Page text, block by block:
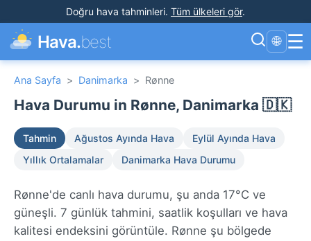
Doğru hava tahminleri. Tüm ülkeleri gör.
Hava.best 🌐 ☰
Ana Sayfa > Danimarka > Rønne
Hava Durumu in Rønne, Danimarka 🇩🇰
Tahmin Ağustos Ayında Hava
Eylül Ayında Hava
Yıllık Ortalamalar
Danimarka Hava Durumu
Rønne'de canlı hava durumu, şu anda 17°C ve
güneşli. 7 günlük tahmini, saatlik koşulları ve hava
kalitesi endeksini görüntüle. Rønne şu bölgede